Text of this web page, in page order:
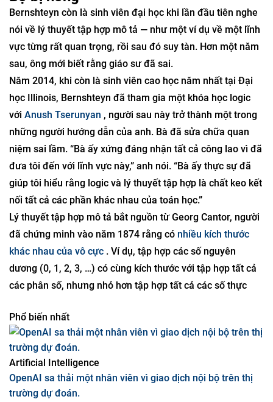
cho tất cả những sự hợp tác mới.”
Bộ bị hỏng
Bernshteyn còn là sinh viên đại học khi lần đầu tiên nghe
nói về lý thuyết tập hợp mô tả — như một ví dụ về một lĩnh
vực từng rất quan trọng, rồi sau đó suy tàn. Hơn một năm
sau, ông mới biết rằng giáo sư đã sai.
Năm 2014, khi còn là sinh viên cao học năm nhất tại Đại
học Illinois, Bernshteyn đã tham gia một khóa học logic
vớiAnush Tserunyan, người sau này trở thành một trong
những người hướng dẫn của anh. Bà đã sửa chữa quan
niệm sai lầm. “Bà ấy xứng đáng nhận tất cả công lao vì đã
đưa tôi đến với lĩnh vực này,” anh nói. “Bà ấy thực sự đã
giúp tôi hiểu rằng logic và lý thuyết tập hợp là chất keo kết
nối tất cả các phần khác nhau của toán học.”
Lý thuyết tập hợp mô tả bắt nguồn từ Georg Cantor, người
đã chứng minh vào năm 1874 rằng cónhiều kích thước
khác nhau của vô cực. Ví dụ, tập hợp các số nguyên
các phân số, nhưng nhỏ hơn tập hợp tất cả các số thực
Phổ biến nhất
Artificial Intelligence